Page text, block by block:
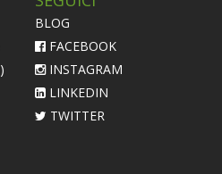
BLOG
FACEBOOK
INSTAGRAM
LINKEDIN
TWITTER